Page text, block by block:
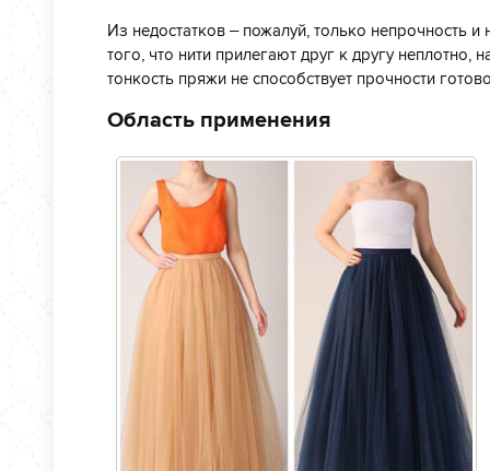
Из недостатков – пожалуй, только непрочность и
того, что нити прилегают друг к другу неплотно,
тонкость пряжи не способствует прочности
Область применения